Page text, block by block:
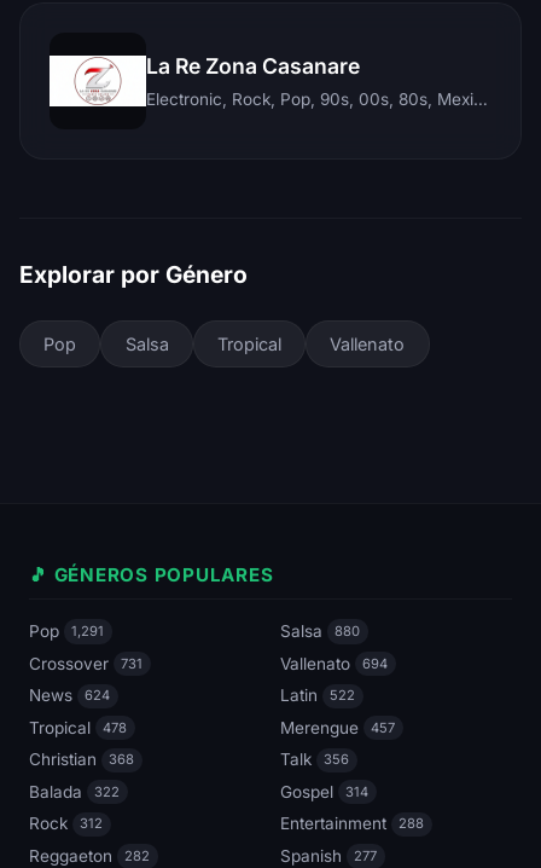
La Re Zona Casanare
Electronic, Rock, Pop, 90s, 00s, 80s, Mexican, Ranchera, Reggaeton, Instrumental, Salsa, Merengue, Tropical, Romantic, Vallenato, Llanera
Explorar por Género
Pop Salsa Tropical Vallenato
🎵 GÉNEROS POPULARES
Pop 1,291 Salsa 880
Crossover 731 Vallenato 694
News 624 Latin 522
Tropical 478 Merengue 457
Christian 368 Talk 356
Balada 322 Gospel 314
Rock 312 Entertainment 288
Reggaeton 282 Spanish 277